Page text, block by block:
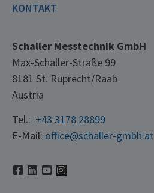
KONTAKT
Schaller Messtechnik GmbH
Max-Schaller-Straße 99
8181 St. Ruprecht/Raab
Austria
Tel.: +43 3178 28899
E-Mail: office@schaller-gmbh.at